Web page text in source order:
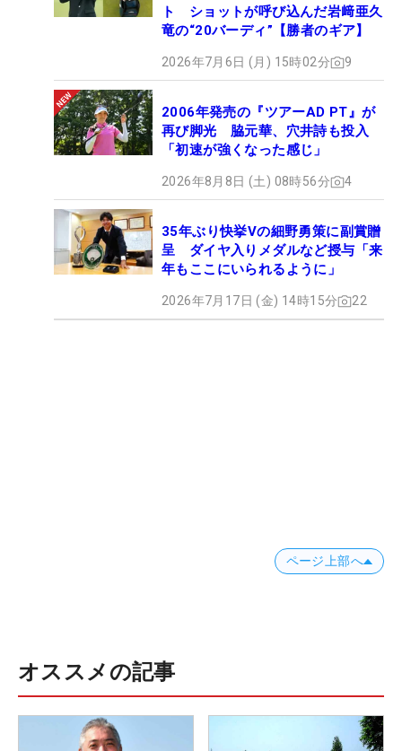
ト ショットが呼び込んだ岩﨑亜久
竜の“20バーディ”【勝者のギア】
2026年7月6日 (月) 15時02分 9
2006年発売の『ツアーAD PT』が
再び脚光 脇元華、穴井詩も投入
「初速が強くなった感じ」
2026年8月8日 (土) 08時56分 4
35年ぶり快挙Vの細野勇策に副賞贈
呈 ダイヤ入りメダルなど授与「来
年もここにいられるように」
2026年7月17日 (金) 14時15分 22
ページ上部へ
オススメの記事